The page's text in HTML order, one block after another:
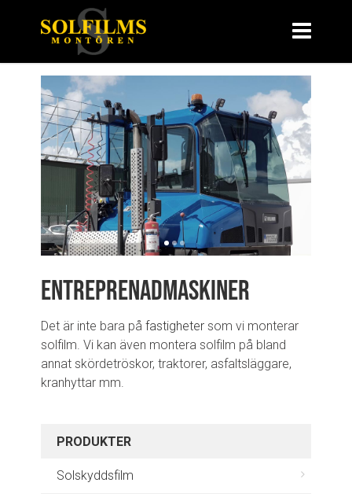
Entreprenadmaskiner
Det är inte bara på fastigheter som vi monterar
solfilm. Vi kan även montera solfilm på bland
annat skördetröskor, traktorer, asfaltsläggare,
kranhyttar mm.
PRODUKTER
Solskyddsfilm